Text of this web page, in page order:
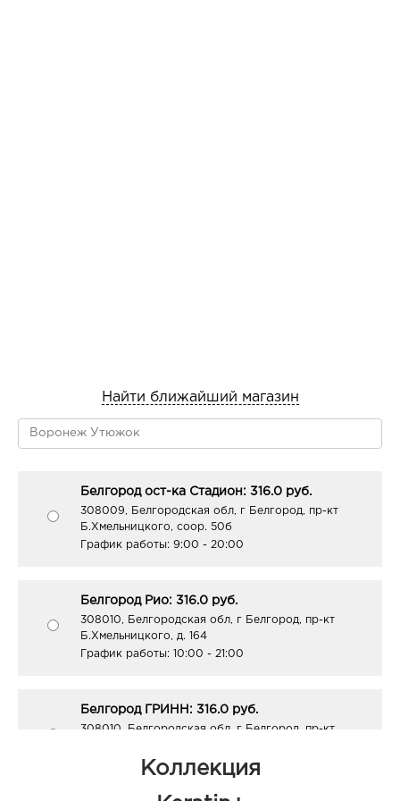
Найти ближайший магазин
Белгород ост-ка Стадион: 316.0 руб.
308009, Белгородская обл, г Белгород, пр-кт
Б.Хмельницкого, соор. 50б
График работы: 9:00 - 20:00
Белгород Рио: 316.0 руб.
308010, Белгородская обл, г Белгород, пр-кт
Б.Хмельницкого, д. 164
График работы: 10:00 - 21:00
Белгород ГРИНН: 316.0 руб.
308010, Белгородская обл, г Белгород, пр-кт
График работы:10:00 - 21:00
Коллекция